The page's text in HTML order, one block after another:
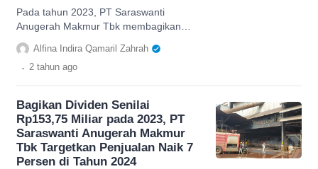
Pada tahun 2023, PT Saraswanti
Anugerah Makmur Tbk membagikan
dividen sebesar Rp153,75 miliar dan
targetkan penjualan naik 7 persen 2024.
Alfina Indira Qamaril Zahrah
. 2 tahun ago
Bagikan Dividen Senilai
Rp153,75 Miliar pada 2023, PT
Saraswanti Anugerah Makmur
Tbk Targetkan Penjualan Naik 7
Persen di Tahun 2024